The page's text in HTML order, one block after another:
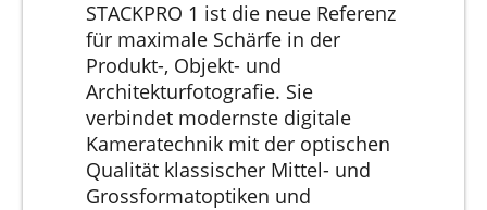
STACKPRO 1 ist die neue Referenz
für maximale Schärfe in der
Produkt-, Objekt- und
Architekturfotografie. Sie
verbindet modernste digitale
Kameratechnik mit der optischen
Qualität klassischer Mittel- und
Grossformatoptiken und